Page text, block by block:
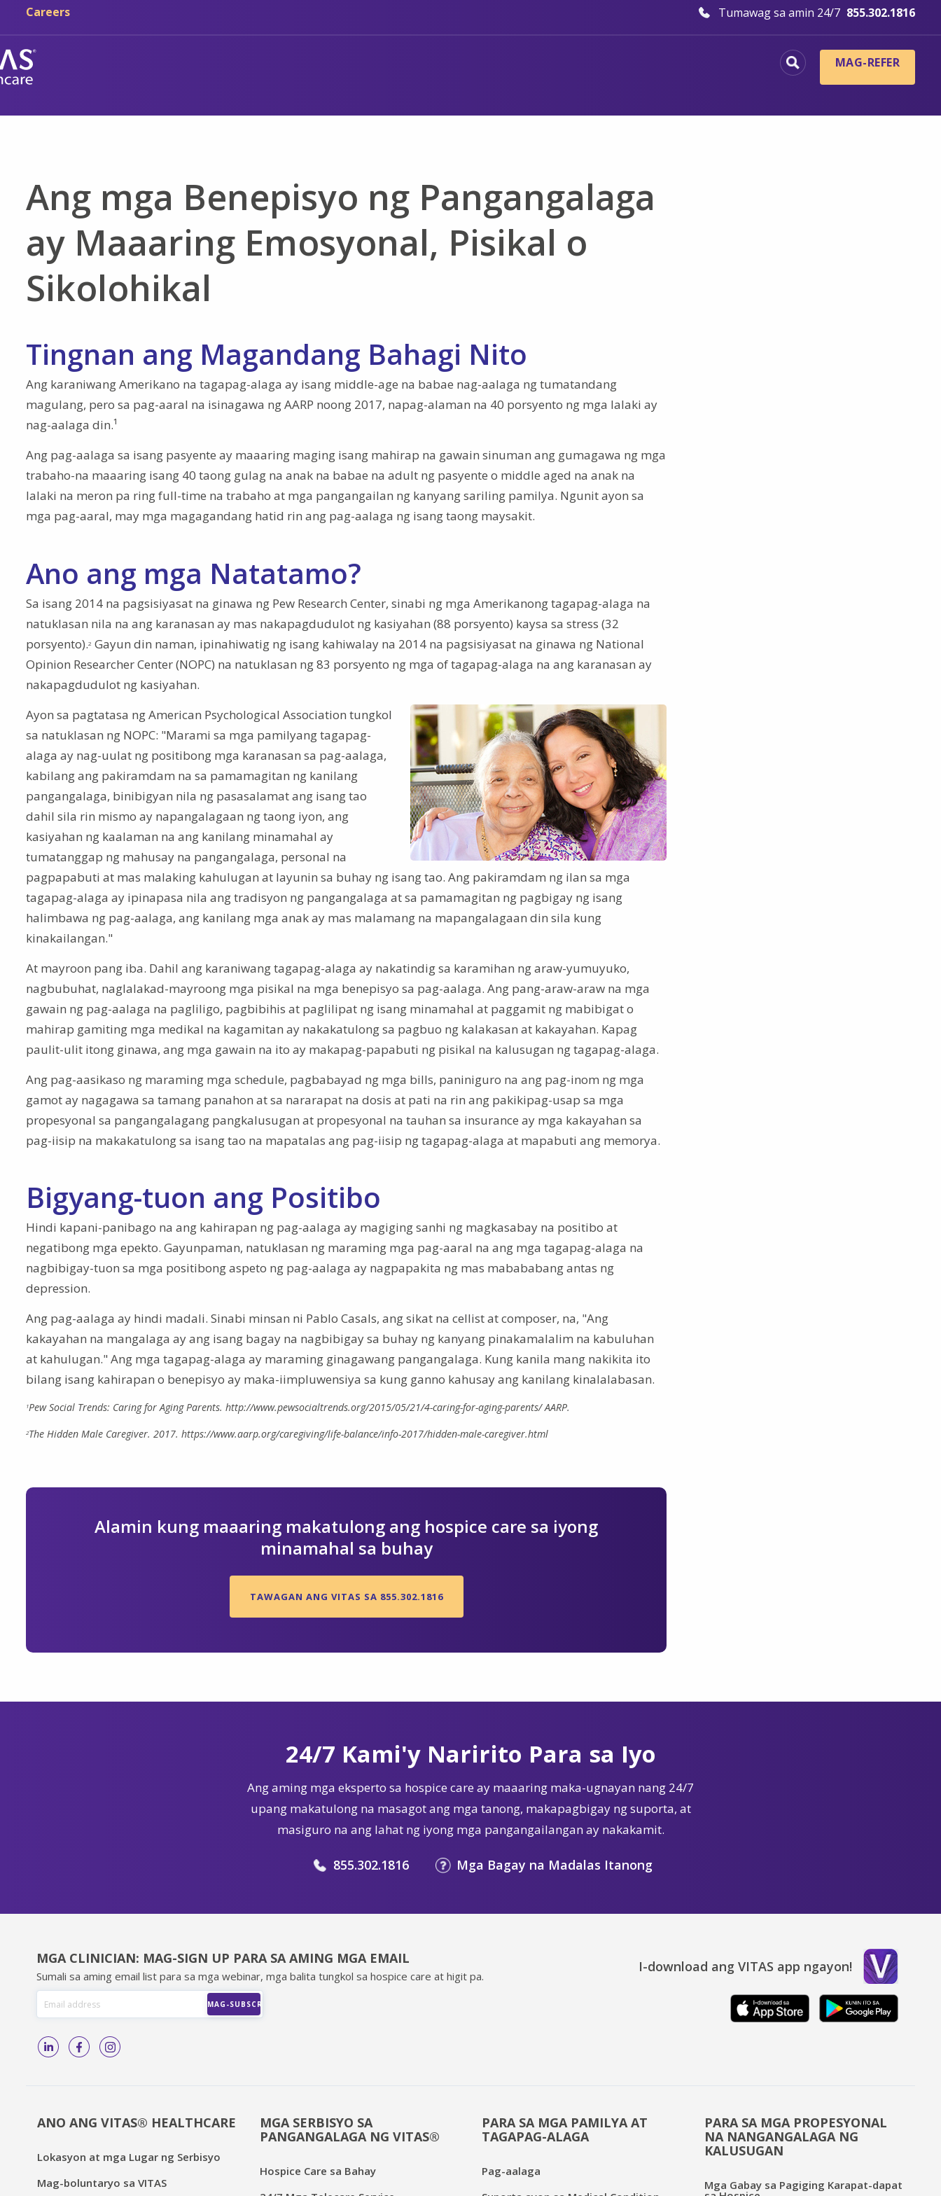
Skip sa main content
Skip sa navigation
Careers Tumawag sa amin 24/7 855.302.1816
MAG-REFER
Ang mga Benepisyo ng Pangangalaga
ay Maaaring Emosyonal, Pisikal o
Sikolohikal
Tingnan ang Magandang Bahagi Nito
Ang karaniwang Amerikano na tagapag-alaga ay isang middle-age na babae nag-aalaga ng tumatandang
magulang, pero sa pag-aaral na isinagawa ng AARP noong 2017, napag-alaman na 40 porsyento ng mga lalaki ay
nag-aalaga din.¹
Ang pag-aalaga sa isang pasyente ay maaaring maging isang mahirap na gawain sinuman ang gumagawa ng mga
trabaho-na maaaring isang 40 taong gulag na anak na babae na adult ng pasyente o middle aged na anak na
lalaki na meron pa ring full-time na trabaho at mga pangangailan ng kanyang sariling pamilya. Ngunit ayon sa
mga pag-aaral, may mga magagandang hatid rin ang pag-aalaga ng isang taong maysakit.
Ano ang mga Natatamo?
Sa isang 2014 na pagsisiyasat na ginawa ng Pew Research Center, sinabi ng mga Amerikanong tagapag-alaga na
natuklasan nila na ang karanasan ay mas nakapagdudulot ng kasiyahan (88 porsyento) kaysa sa stress (32
porsyento).2 Gayun din naman, ipinahiwatig ng isang kahiwalay na 2014 na pagsisiyasat na ginawa ng National
Opinion Researcher Center (NOPC) na natuklasan ng 83 porsyento ng mga of tagapag-alaga na ang karanasan ay
nakapagdudulot ng kasiyahan.
Ayon sa pagtatasa ng American Psychological Association tungkol
sa natuklasan ng NOPC: "Marami sa mga pamilyang tagapag-
alaga ay nag-uulat ng positibong mga karanasan sa pag-aalaga,
kabilang ang pakiramdam na sa pamamagitan ng kanilang
pangangalaga, binibigyan nila ng pasasalamat ang isang tao
dahil sila rin mismo ay napangalagaan ng taong iyon, ang
kasiyahan ng kaalaman na ang kanilang minamahal ay
tumatanggap ng mahusay na pangangalaga, personal na
pagpapabuti at mas malaking kahulugan at layunin sa buhay ng isang tao. Ang pakiramdam ng ilan sa mga
tagapag-alaga ay ipinapasa nila ang tradisyon ng pangangalaga at sa pamamagitan ng pagbigay ng isang
halimbawa ng pag-aalaga, ang kanilang mga anak ay mas malamang na mapangalagaan din sila kung
kinakailangan."
At mayroon pang iba. Dahil ang karaniwang tagapag-alaga ay nakatindig sa karamihan ng araw-yumuyuko,
nagbubuhat, naglalakad-mayroong mga pisikal na mga benepisyo sa pag-aalaga. Ang pang-araw-araw na mga
gawain ng pag-aalaga na pagliligo, pagbibihis at paglilipat ng isang minamahal at paggamit ng mabibigat o
mahirap gamiting mga medikal na kagamitan ay nakakatulong sa pagbuo ng kalakasan at kakayahan. Kapag
paulit-ulit itong ginawa, ang mga gawain na ito ay makapag-papabuti ng pisikal na kalusugan ng tagapag-alaga.
Ang pag-aasikaso ng maraming mga schedule, pagbabayad ng mga bills, paniniguro na ang pag-inom ng mga
gamot ay nagagawa sa tamang panahon at sa nararapat na dosis at pati na rin ang pakikipag-usap sa mga
propesyonal sa pangangalagang pangkalusugan at propesyonal na tauhan sa insurance ay mga kakayahan sa
pag-iisip na makakatulong sa isang tao na mapatalas ang pag-iisip ng tagapag-alaga at mapabuti ang memorya.
Bigyang-tuon ang Positibo
Hindi kapani-panibago na ang kahirapan ng pag-aalaga ay magiging sanhi ng magkasabay na positibo at
negatibong mga epekto. Gayunpaman, natuklasan ng maraming mga pag-aaral na ang mga tagapag-alaga na
nagbibigay-tuon sa mga positibong aspeto ng pag-aalaga ay nagpapakita ng mas mabababang antas ng
depression.
Ang pag-aalaga ay hindi madali. Sinabi minsan ni Pablo Casals, ang sikat na cellist at composer, na, "Ang
kakayahan na mangalaga ay ang isang bagay na nagbibigay sa buhay ng kanyang pinakamalalim na kabuluhan
at kahulugan." Ang mga tagapag-alaga ay maraming ginagawang pangangalaga. Kung kanila mang nakikita ito
bilang isang kahirapan o benepisyo ay maka-iimpluwensiya sa kung ganno kahusay ang kanilang kinalalabasan.
1Pew Social Trends: Caring for Aging Parents. http://www.pewsocialtrends.org/2015/05/21/4-caring-for-aging-parents/ AARP.
2The Hidden Male Caregiver. 2017. https://www.aarp.org/caregiving/life-balance/info-2017/hidden-male-caregiver.html
Alamin kung maaaring makatulong ang hospice care sa iyong
minamahal sa buhay
TAWAGAN ANG VITAS SA 855.302.1816
24/7 Kami'y Naririto Para sa Iyo
Ang aming mga eksperto sa hospice care ay maaaring maka-ugnayan nang 24/7
upang makatulong na masagot ang mga tanong, makapagbigay ng suporta, at
masiguro na ang lahat ng iyong mga pangangailangan ay nakakamit.
855.302.1816 Mga Bagay na Madalas Itanong
MGA CLINICIAN: MAG-SIGN UP PARA SA AMING MGA EMAIL
Sumali sa aming email list para sa mga webinar, mga balita tungkol sa hospice care at higit pa.
I-download ang VITAS app ngayon!
ANO ANG VITAS® HEALTHCARE
Lokasyon at mga Lugar ng Serbisyo
Mag-boluntaryo sa VITAS
MGA SERBISYO SA
PANGANGALAGA NG VITAS®
Hospice Care sa Bahay
PARA SA MGA PAMILYA AT
TAGAPAG-ALAGA
Pag-aalaga
PARA SA MGA PROPESYONAL
NA NANGANGALAGA NG
KALUSUGAN
Mga Gabay sa Pagiging Karapat-dapat